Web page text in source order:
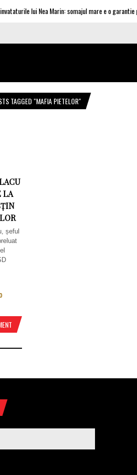
lui Nea Marin: somajul mare e o garantie
TAGGED "MAFIA PIETELOR"
LA
șeful